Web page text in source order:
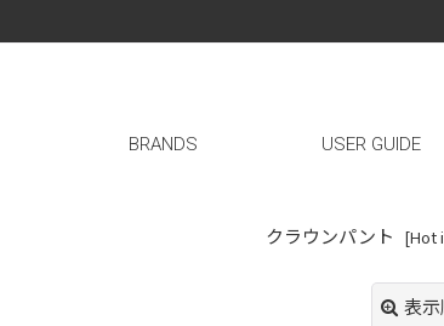
BRANDS USER GUIDE
クラウンパント [Hot
表